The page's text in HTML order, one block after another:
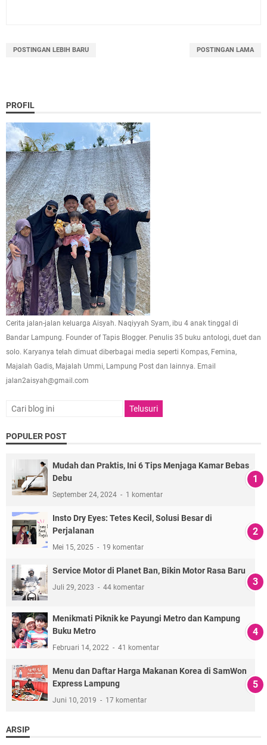
POSTINGAN LEBIH BARU POSTINGAN LAMA
PROFIL
Cerita jalan-jalan keluarga Aisyah. Naqiyyah Syam, ibu 4 anak tinggal di
Bandar Lampung. Founder of Tapis Blogger. Penulis 35 buku antologi, duet dan
solo. Karyanya telah dimuat diberbagai media seperti Kompas, Femina,
Majalah Gadis, Majalah Ummi, Lampung Post dan lainnya. Email
jalan2aisyah@gmail.com
POPULER POST
Mudah dan Praktis, Ini 6 Tips Menjaga Kamar Bebas
Debu
September 24, 2024 1 komentar
Insto Dry Eyes: Tetes Kecil, Solusi Besar di
Perjalanan
Mei 15, 2025 19 komentar
Service Motor di Planet Ban, Bikin Motor Rasa Baru
Juli 29, 2023 44 komentar
Menikmati Piknik ke Payungi Metro dan Kampung
Buku Metro
Februari 14, 2022 41 komentar
Menu dan Daftar Harga Makanan Korea di SamWon
Express Lampung
Juni 10, 2019 17 komentar
ARSIP